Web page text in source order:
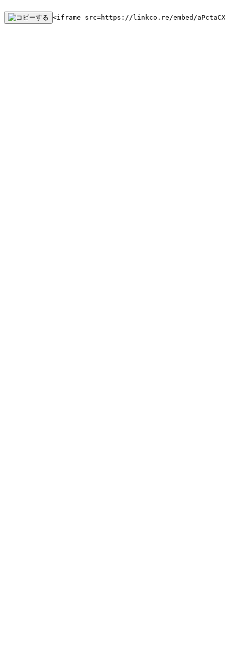
<iframe src=https://linkco.re/embed/